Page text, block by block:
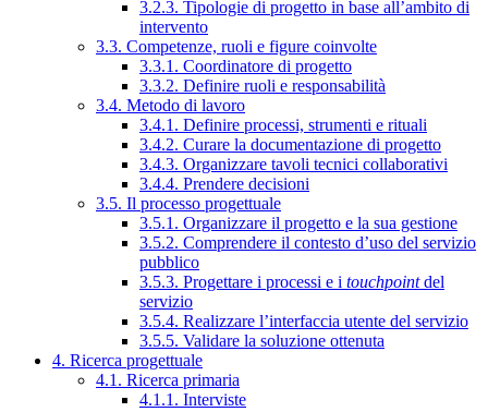
3.2.3. Tipologie di progetto in base all’ambito di
intervento
3.3. Competenze, ruoli e figure coinvolte
3.3.1. Coordinatore di progetto
3.3.2. Definire ruoli e responsabilità
3.4. Metodo di lavoro
3.4.1. Definire processi, strumenti e rituali
3.4.2. Curare la documentazione di progetto
3.4.3. Organizzare tavoli tecnici collaborativi
3.4.4. Prendere decisioni
3.5. Il processo progettuale
3.5.1. Organizzare il progetto e la sua gestione
3.5.2. Comprendere il contesto d’uso del servizio
pubblico
3.5.3. Progettare i processi e i touchpointdel
servizio
3.5.4. Realizzare l’interfaccia utente del servizio
3.5.5. Validare la soluzione ottenuta
4. Ricerca progettuale
4.1. Ricerca primaria
4.1.1. Interviste